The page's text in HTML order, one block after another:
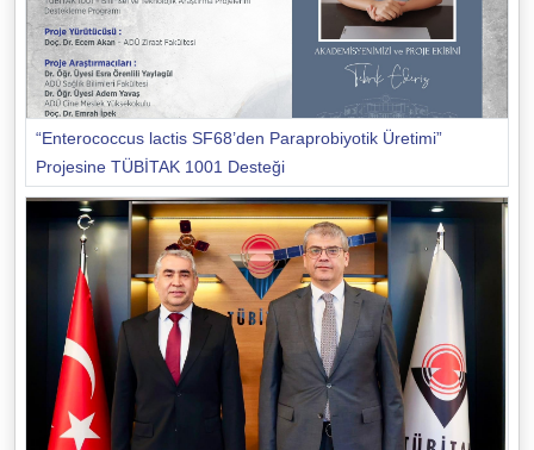
“Enterococcus lactis SF68’den Paraprobiyotik Üretimi”
Projesine TÜBİTAK 1001 Desteği